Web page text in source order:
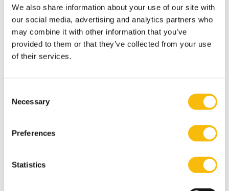
We also share information about your use of our site with
our social media, advertising and analytics partners who
may combine it with other information that you’ve
provided to them or that they’ve collected from your use
of their services.
Selection
Necessary
Preferences
Statistics
Modulair Executive MBA in Public &
Private
Startdatum:
voorjaar & najaar
Nederlands
Breukelen
Private leert je strategie, samenwerking en